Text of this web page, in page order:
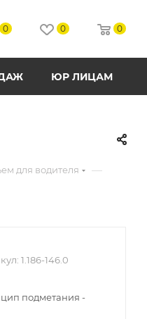
0 0 0
ЮР ЛИЦАМ
для водителя —
1.186-146.0
подметания -